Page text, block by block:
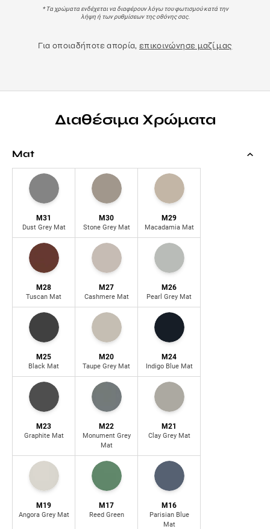
* Τα χρώματα ενδέχεται να διαφέρουν λόγω του φωτισμού κατά την
λήψη ή των ρυθμίσεων της οθόνης σας.
Για οποιαδήποτε απορία,επικοινώνησε μαζί μας
Διαθέσιμα Χρώματα
Mat
M31
Dust Grey Mat
M30
Stone Grey Mat
M29
Macadamia Mat
M28
Tuscan Mat
M27
Cashmere Mat
M26
Pearl Grey Mat
M25
Black Mat
M20
Taupe Grey Mat
M24
Indigo Blue Mat
M23
Graphite Mat
M22
Monument Grey
Mat
M21
Clay Grey Mat
M19
Angora Grey Mat
M17
Reed Green
M16
Parisian Blue
Mat